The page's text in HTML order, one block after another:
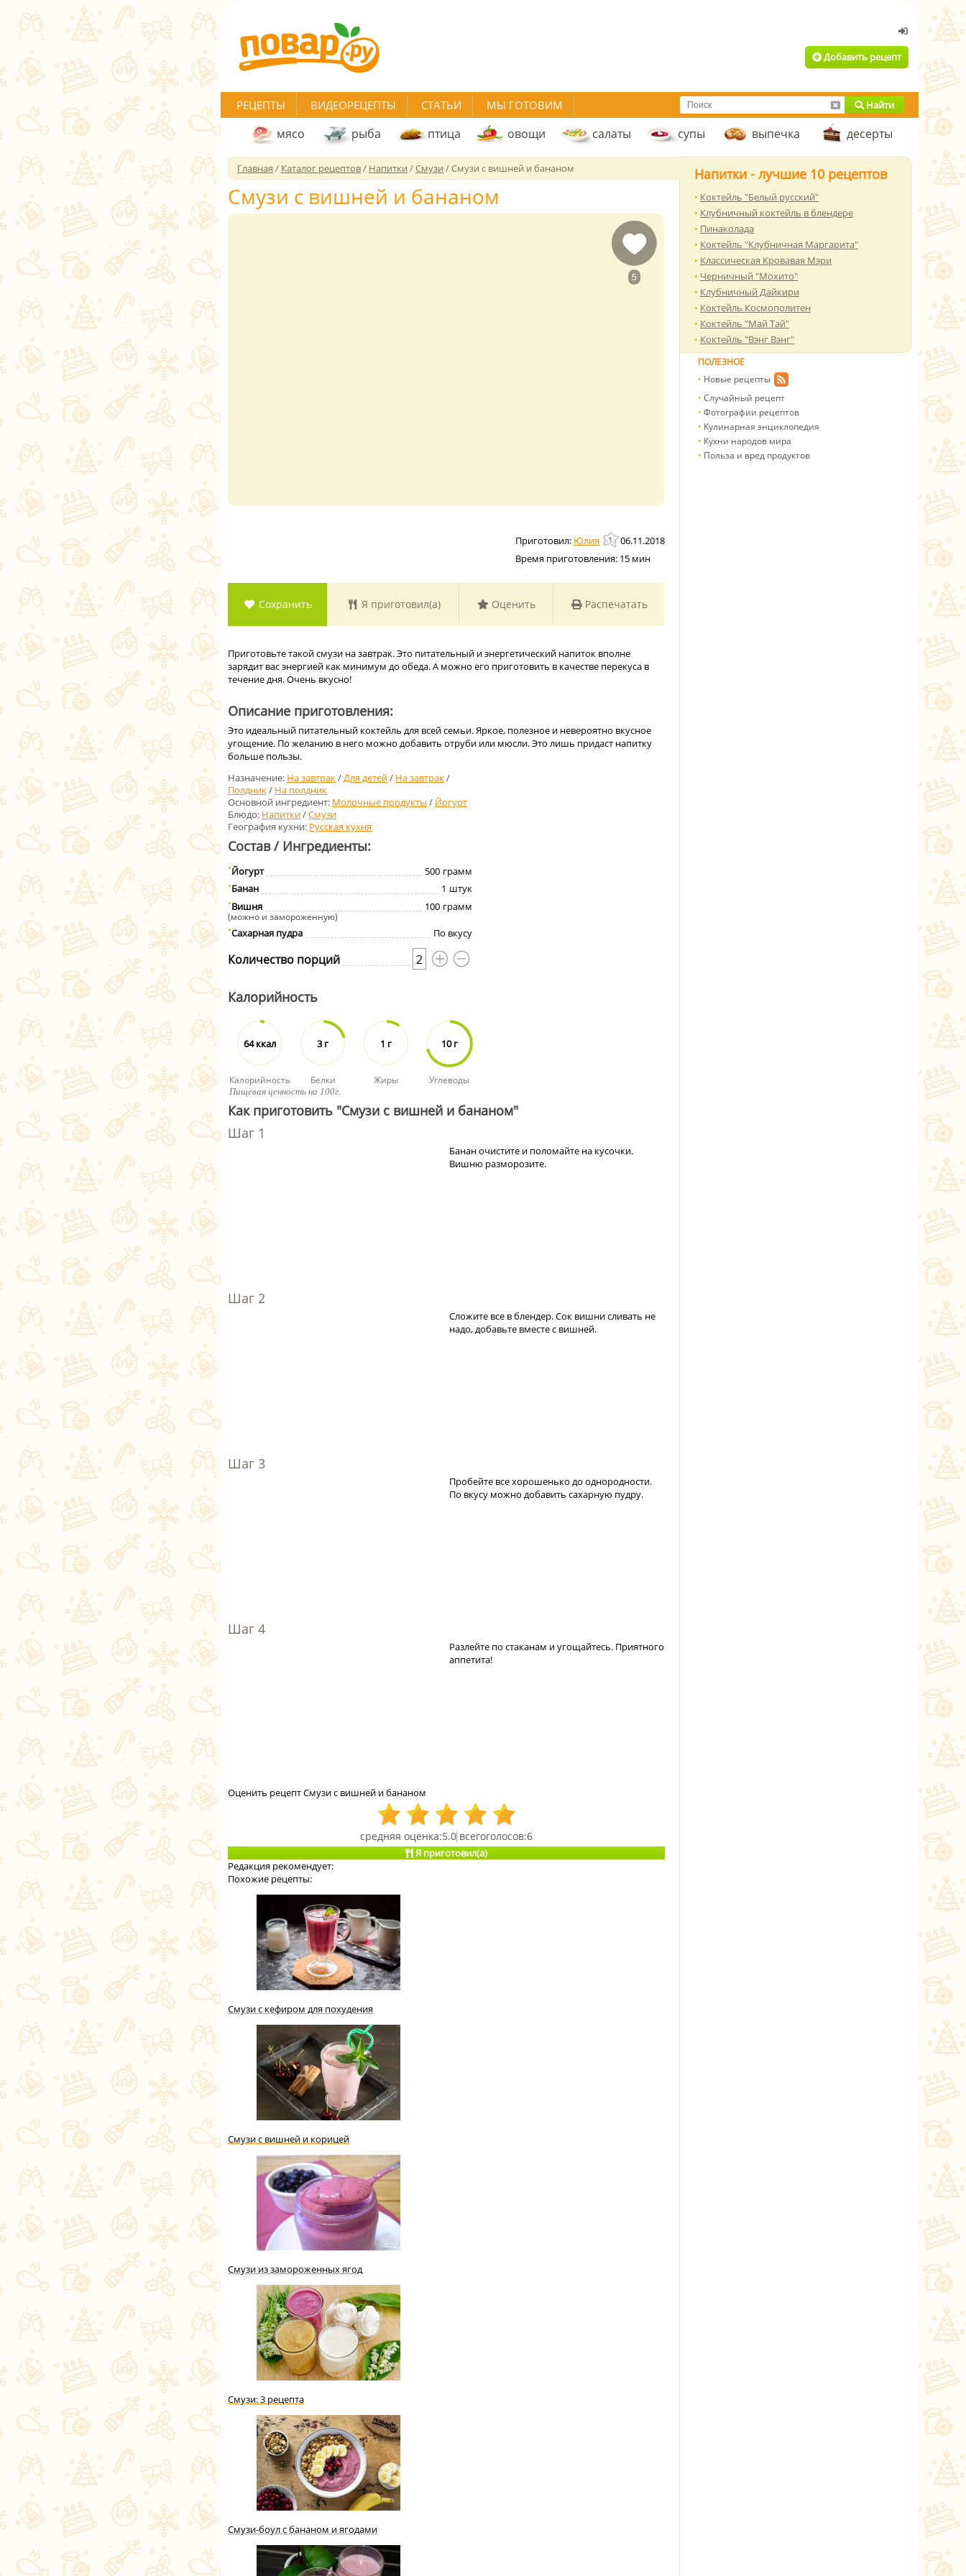
Добавить рецепт
РЕЦЕПТЫ ВИДЕОРЕЦЕПТЫ СТАТЬИ МЫ ГОТОВИМ Найти
мясо рыба птица овощи салаты супы выпечка десерты
Главная / Каталог рецептов/ Напитки /Смузи /Смузи с вишней и бананом
Смузи с вишней и бананом
5
Юлия
06.11.2018
Время приготовления: 15 мин
Сохранить Я приготовил(а) Оценить Распечатать
Приготовьте такой смузи на завтрак. Это питательный и энергетический напиток вполне
зарядит вас энергией как минимум до обеда. А можно его приготовить в качестве перекуса в
течение дня. Очень вкусно!
Описание приготовления:
Это идеальный питательный коктейль для всей семьи. Яркое, полезное и невероятно вкусное
угощение. По желанию в него можно добавить отруби или мюсли. Это лишь придаст напитку
больше пользы.
Назначение: На завтрак/Для детей/ На завтрак/
Полдник/ На полдник
Основной ингредиент: Молочные продукты / Йогурт
Блюдо: Напитки/Смузи
География кухни: Русская кухня
Состав / Ингредиенты:
Йогурт 500 грамм
Банан
1 штук
Вишня
100 грамм
(можно и замороженную)
Сахарная пудра По вкусу
Количество порций 2
Калорийность
64 ккал
Калорийность
3 г
Белки
1 г
Жиры
10 г
Углеводы
Пищевая ценность на 100г.
Как приготовить "Смузи с вишней и бананом"
Банан очистите и поломайте на кусочки.
Вишню разморозите.
Сложите все в блендер. Сок вишни сливать не
надо, добавьте вместе с вишней.
Пробейте все хорошенько до однородности.
По вкусу можно добавить сахарную пудру.
Разлейте по стаканам и угощайтесь. Приятного
аппетита!
Оценить рецепт Смузи с вишней и бананом
5.0 6
Я приготовил(а)
Редакция рекомендует:
Похожие рецепты:
Смузи с кефиром для похудения
Смузи с вишней и корицей
Смузи из замороженных ягод
Смузи: 3 рецепта
Смузи-боул с бананом и ягодами
Напитки - лучшие 10 рецептов
Коктейль "Белый русский"
Клубничный коктейль в блендере
Пинаколада
Коктейль "Клубничная Маргарита"
Классическая Кровавая Мэри
Черничный "Мохито"
Клубничный Дайкири
Коктейль Космополитен
Коктейль "Май Тай"
Коктейль "Вэнг Вэнг"
ПОЛЕЗНОЕ
Новые рецепты
Случайный рецепт
Фотографии рецептов
Кулинарная энциклопедия
Кухни народов мира
Польза и вред продуктов